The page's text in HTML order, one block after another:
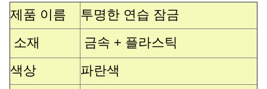
제품 이름 투명한 연습 잠금
소재
금속 + 플라스틱
색상
파란색